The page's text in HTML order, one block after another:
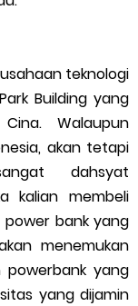
teknologi
Building yang
Walaupun
akan tetapi
dahsyat
kalian membeli
bank yang
menemukan
powerbank yang
yang dijamin